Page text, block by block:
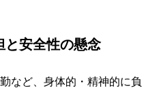
と安全性の懸念
など、身体的・精神的に負